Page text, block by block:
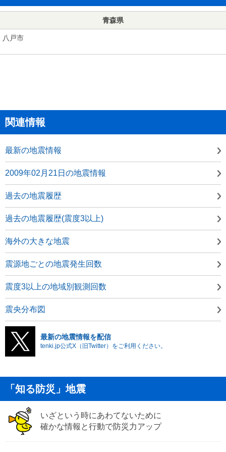
青森県
八戸市
関連情報
最新の地震情報
2009年02月21日の地震情報
過去の地震履歴
過去の地震履歴(震度3以上)
海外の大きな地震
震源地ごとの地震発生回数
震度3以上の地域別観測回数
震央分布図
最新の地震情報を配信
tenki.jp公式X（旧Twitter）をご利用ください。
「知る防災」地震
いざという時にあわてないために
確かな情報と行動で防災力アップ